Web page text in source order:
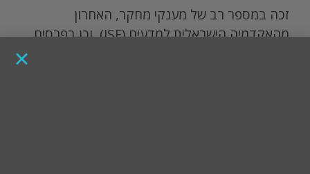
זכה במספר רב של מענקי מחקר, האחרון
מהאקדמיה הישראלית למדעים (ISF), וכן בפרסים